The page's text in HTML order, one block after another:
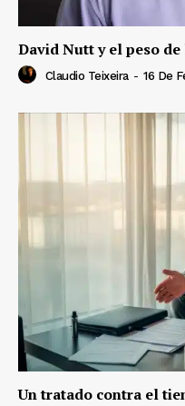
David Nutt y el peso de
Claudio Teixeira - 16 De
Un tratado contra el